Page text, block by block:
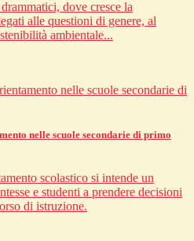
dove cresce la
alle questioni di genere, al
ambientale...
nelle scuole secondarie di primo
scolastico si intende un
e studenti a prendere decisioni
di istruzione.